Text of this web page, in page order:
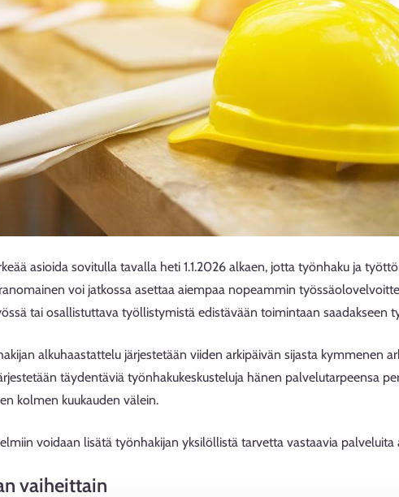
asioida sovitulla tavalla heti 1.1.2026 alkaen, jotta työnhaku ja
voi jatkossa asettaa aiempaa nopeammin
tai osallistuttava työllistymistä edistävään toimintaan saadakseen
alkuhaastattelu järjestetään viiden arkipäivän sijasta kymmenen
täydentäviä työnhakukeskusteluja hänen palvelutarpeensa
kolmen kuukauden välein.
voidaan lisätä työnhakijan yksilöllistä tarvetta vastaavia
vaiheittain